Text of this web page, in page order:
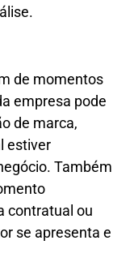
de momentos
empresa pode
de marca,
estiver
Também
contratual ou
se apresenta e